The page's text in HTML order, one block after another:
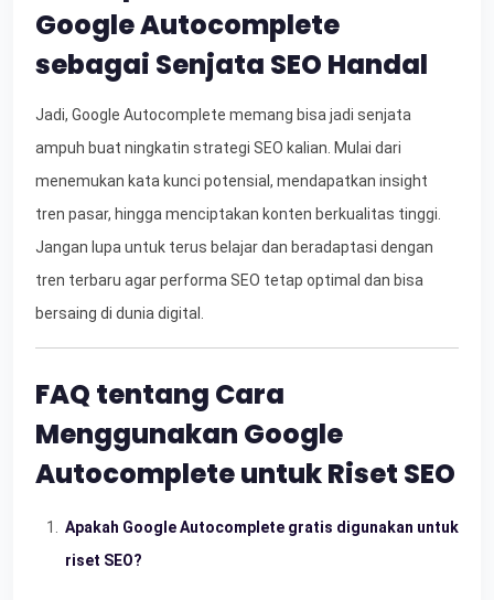
Google Autocomplete
sebagai Senjata SEO Handal
Jadi, Google Autocomplete memang bisa jadi senjata
ampuh buat ningkatin strategi SEO kalian. Mulai dari
menemukan kata kunci potensial, mendapatkan insight
tren pasar, hingga menciptakan konten berkualitas tinggi.
Jangan lupa untuk terus belajar dan beradaptasi dengan
tren terbaru agar performa SEO tetap optimal dan bisa
bersaing di dunia digital.
FAQ tentang Cara
Menggunakan Google
Autocomplete untuk Riset SEO
Apakah Google Autocomplete gratis digunakan untuk
riset SEO?